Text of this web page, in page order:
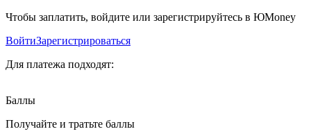
Чтобы заплатить, войдите или зарегистрируйтесь в ЮMoney
ВойтиЗарегистрироваться
Для платежа подходят:
Баллы
Получайте и тратьте баллы